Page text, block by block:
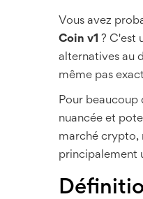
Vous avez
Coin v1 ? C'est
alternatives au
même pas
Pour beaucoup
nuancée et
marché crypto,
principalement